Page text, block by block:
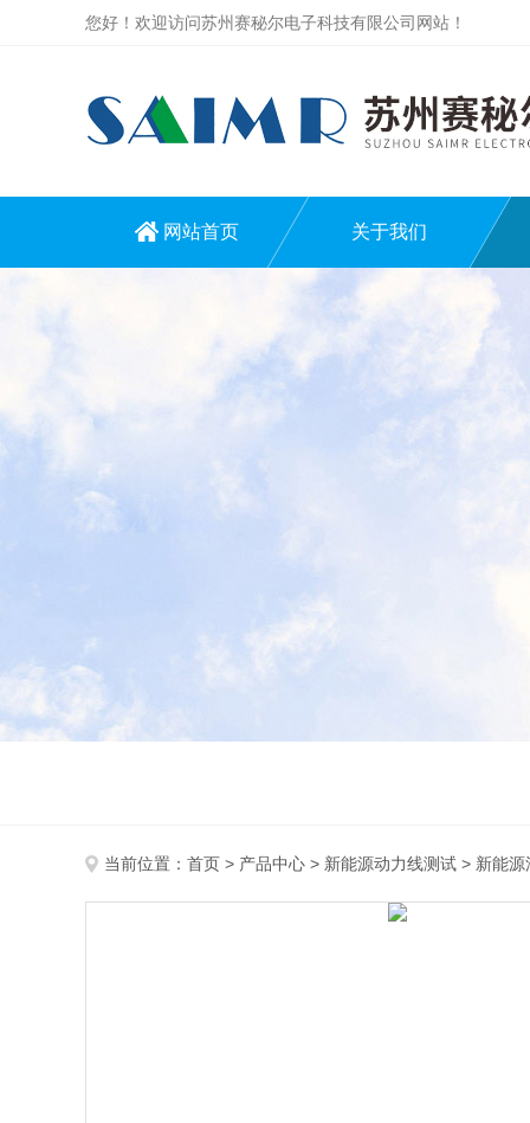
您好！欢迎访问苏州赛秘尔电子科技有限公司网站！
网站首页 关于我们
当前位置： 首页 > 产品中心 > 新能源动力线测试 > 新能源